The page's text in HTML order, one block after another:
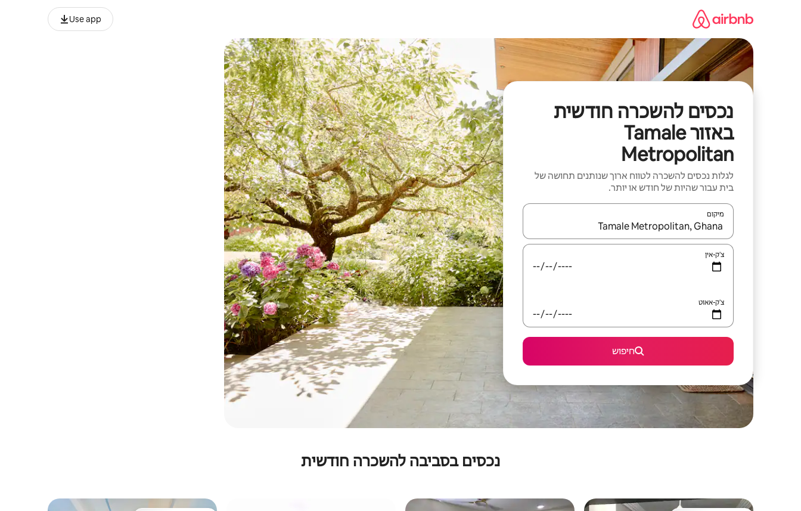
Use app
נכסים להשכרה חודשית
באזור Tamale
Metropolitan
לגלות נכסים להשכרה לטווח ארוך שנותנים תחושה של
בית עבור שהיות של חודש או יותר.
מיקום
כאשר התוצאות יהיו זמינות, יש לנווט עם מקשי החיצים למעלה ולמטה או לעיין בעזרת תנועות מגע או החלקה.
צ'ק-אין
צ'ק-אאוט
חיפוש
נכסים בסביבה להשכרה חודשית